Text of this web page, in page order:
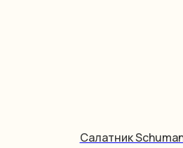
Салатник